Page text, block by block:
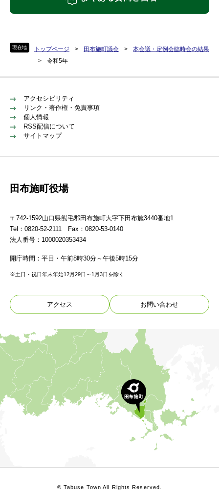
現在地 トップページ > 田布施町議会 >
本会議・定例会臨時会の結果
>
令和5年
アクセシビリティ
リンク・著作権・免責事項
個人情報
RSS配信について
サイトマップ
田布施町役場
〒742-1592山口県熊毛郡田布施町大字下田布施3440番地1
Tel：0820-52-2111 Fax：0820-53-0140
法人番号：1000020353434
開庁時間：平日・午前8時30分～午後5時15分
※土日・祝日年末年始12月29日～1月3日を除く
アクセス お問い合わせ
© Tabuse Town All Rights Reserved.